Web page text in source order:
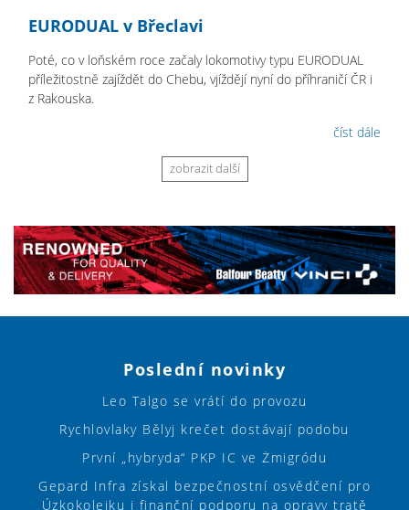
EURODUAL v Břeclavi
Poté, co v loňském roce začaly lokomotivy typu EURODUAL
příležitostně zajíždět do Chebu, vjíždějí nyní do příhraničí ČR i
z Rakouska.
číst dále
zobrazit další
Poslední novinky
Leo Talgo se vrátí do provozu
Rychlovlaky Bělyj krečet dostávají podobu
První „hybryda“ PKP IC ve Żmigródu
Gepard Infra získal bezpečnostní osvědčení pro
Úzkokolejku i finanční podporu na opravy tratě